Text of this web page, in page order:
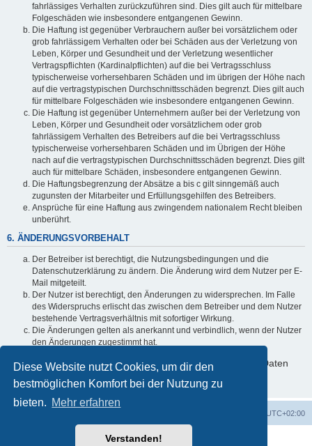
Diese Website nutzt Cookies, um dir den
bestmöglichen Komfort bei der Nutzung zu
bieten. Mehr erfahren
Verstanden!
fahrlässiges Verhalten zurückzuführen sind. Dies gilt auch für mittelbare
Folgeschäden wie insbesondere entgangenen Gewinn.
Die Haftung ist gegenüber Verbrauchern außer bei vorsätzlichem oder
grob fahrlässigem Verhalten oder bei Schäden aus der Verletzung von
Leben, Körper und Gesundheit und der Verletzung wesentlicher
Vertragspflichten (Kardinalpflichten) auf die bei Vertragsschluss
typischerweise vorhersehbaren Schäden und im übrigen der Höhe nach
auf die vertragstypischen Durchschnittsschäden begrenzt. Dies gilt auch
für mittelbare Folgeschäden wie insbesondere entgangenen Gewinn.
Die Haftung ist gegenüber Unternehmern außer bei der Verletzung von
Leben, Körper und Gesundheit oder vorsätzlichem oder grob
fahrlässigem Verhalten des Betreibers auf die bei Vertragsschluss
typischerweise vorhersehbaren Schäden und im Übrigen der Höhe
nach auf die vertragstypischen Durchschnittsschäden begrenzt. Dies gilt
auch für mittelbare Schäden, insbesondere entgangenen Gewinn.
Die Haftungsbegrenzung der Absätze a bis c gilt sinngemäß auch
zugunsten der Mitarbeiter und Erfüllungsgehilfen des Betreibers.
Ansprüche für eine Haftung aus zwingendem nationalem Recht bleiben
unberührt.
6. ÄNDERUNGSVORBEHALT
Der Betreiber ist berechtigt, die Nutzungsbedingungen und die
Datenschutzerklärung zu ändern. Die Änderung wird dem Nutzer per E-
Mail mitgeteilt.
Der Nutzer ist berechtigt, den Änderungen zu widersprechen. Im Falle
des Widerspruchs erlischt das zwischen dem Betreiber und dem Nutzer
bestehende Vertragsverhältnis mit sofortiger Wirkung.
Die Änderungen gelten als anerkannt und verbindlich, wenn der Nutzer
den Änderungen zugestimmt hat.
Informationen über den Umgang mit deinen persönlichen Daten
sind in der Datenschutzerklärung enthalten.
UTC+02:00
Powered byphpBB® Forum Software © phpBB Limited